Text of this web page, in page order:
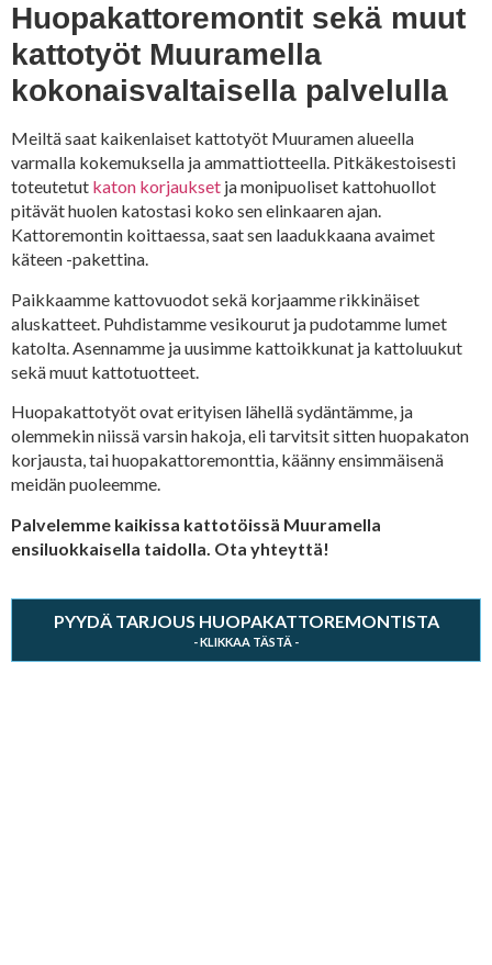
Huopakattoremontit sekä muut
kattotyöt Muuramella
kokonaisvaltaisella palvelulla
Meiltä saat kaikenlaiset kattotyöt Muuramen alueella
varmalla kokemuksella ja ammattiotteella. Pitkäkestoisesti
toteutetut katon korjaukset ja monipuoliset kattohuollot
pitävät huolen katostasi koko sen elinkaaren ajan.
Kattoremontin koittaessa, saat sen laadukkaana avaimet
käteen -pakettina.
Paikkaamme kattovuodot sekä korjaamme rikkinäiset
aluskatteet. Puhdistamme vesikourut ja pudotamme lumet
katolta. Asennamme ja uusimme kattoikkunat ja kattoluukut
sekä muut kattotuotteet.
Huopakattotyöt ovat erityisen lähellä sydäntämme, ja
olemmekin niissä varsin hakoja, eli tarvitsit sitten huopakaton
korjausta, tai huopakattoremonttia, käänny ensimmäisenä
meidän puoleemme.
Palvelemme kaikissa kattotöissä Muuramella
ensiluokkaisella taidolla. Ota yhteyttä!
PYYDÄ TARJOUS HUOPAKATTOREMONTISTA